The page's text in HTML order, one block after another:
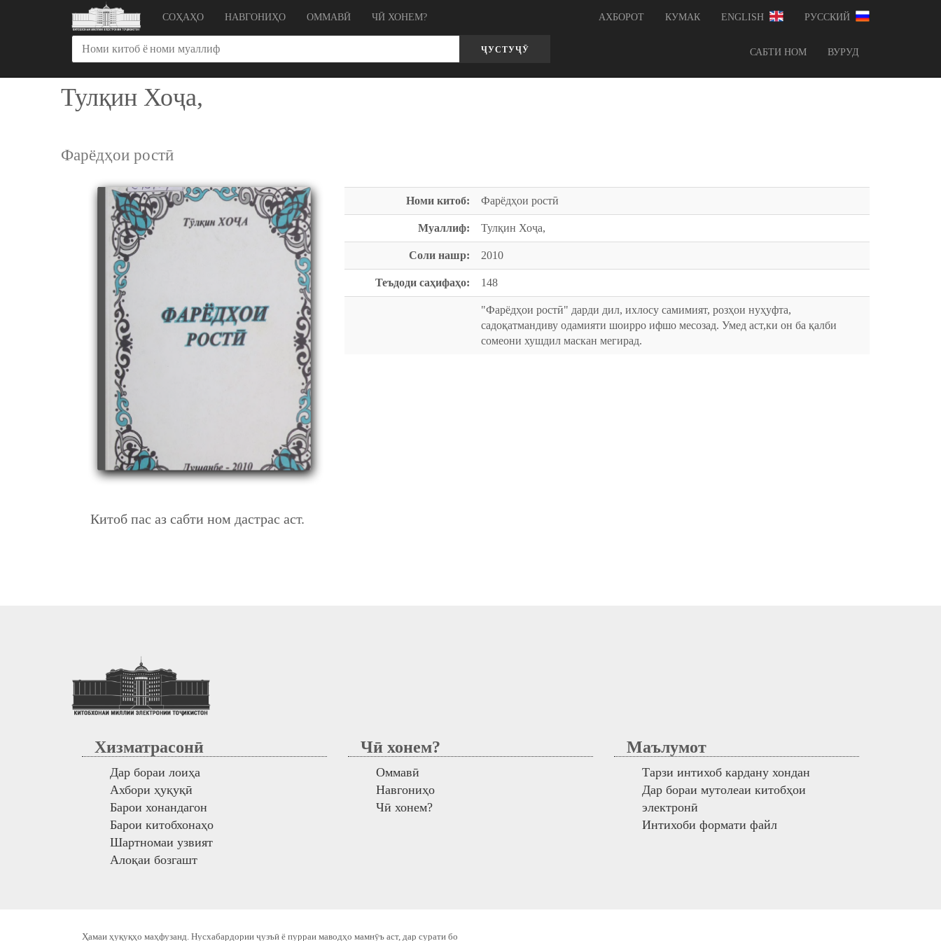
СОҲАҲО НАВГОНИҲО ОММАВӢ ЧӢ ХОНЕМ? АХБОРОТ КУМАК ENGLISH РУССКИЙ
ҶУСТУҶӮ САБТИ НОМ ВУРУД
Тулқин Хоҷа,
Фарёдҳои ростӣ
Китоб пас аз сабти ном дастрас аст.
Номи китоб: Фарёдҳои ростӣ
Муаллиф: Тулқин Хоҷа,
Соли нашр: 2010
Теъдоди саҳифаҳо: 148
"Фарёдҳои ростӣ" дарди дил, ихлосу самимият, розҳои нуҳуфта,
садоқатмандиву одамияти шоирро ифшо месозад. Умед аст,ки он ба қалби
сомеони хушдил маскан мегирад.
Хизматрасонӣ
Дар бораи лоиҳа
Ахбори ҳуқуқӣ
Барои хонандагон
Барои китобхонаҳо
Шартномаи узвият
Алоқаи бозгашт
Чӣ хонем?
Оммавӣ
Навгониҳо
Чӣ хонем?
Маълумот
Тарзи интихоб кардану хондан
Дар бораи мутолеаи китобҳои
электронӣ
Интихоби формати файл
Ҳамаи ҳуқуқҳо маҳфузанд. Нусхабардории ҷузъӣ ё пурраи маводҳо мамнӯъ аст, дар сурати бо